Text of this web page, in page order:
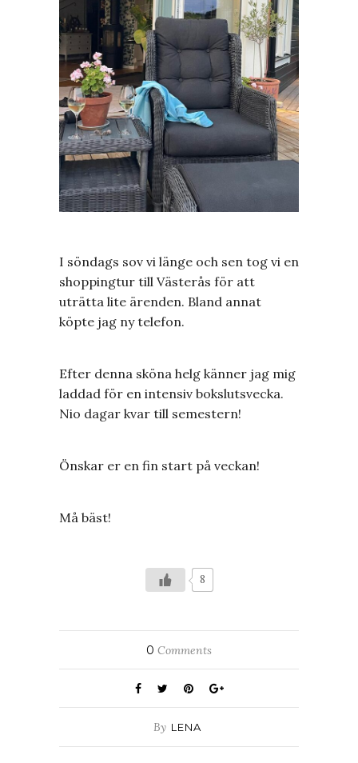
I söndags sov vi länge och sen tog vi en
shoppingtur till Västerås för att
uträtta lite ärenden. Bland annat
köpte jag ny telefon.
Efter denna sköna helg känner jag mig
laddad för en intensiv bokslutsvecka.
Nio dagar kvar till semestern!
Önskar er en fin start på veckan!
Må bäst!
8
0 Comments
By LENA